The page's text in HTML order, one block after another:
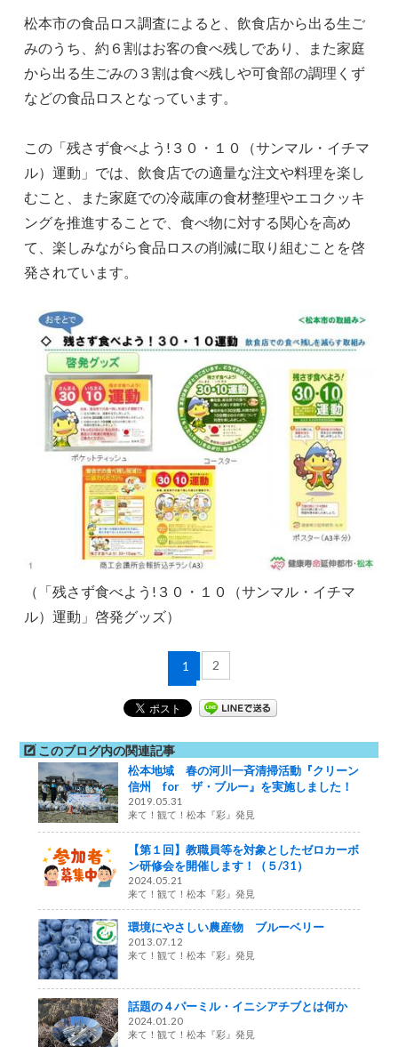
松本市の食品ロス調査によると、飲食店から出る生ご
みのうち、約６割はお客の食べ残しであり、また家庭
から出る生ごみの３割は食べ残しや可食部の調理くず
などの食品ロスとなっています。
この「残さず食べよう!３０・１０（サンマル・イチマ
ル）運動」では、飲食店での適量な注文や料理を楽し
むこと、また家庭での冷蔵庫の食材整理やエコクッキ
ングを推進することで、食べ物に対する関心を高め
て、楽しみながら食品ロスの削減に取り組むことを啓
発されています。
（「残さず食べよう!３０・１０（サンマル・イチマ
ル）運動」啓発グッズ）
1 2
このブログ内の関連記事
松本地域 春の河川一斉清掃活動『クリーン
信州 for ザ・ブルー』を実施しました！
2019.05.31
来て！観て！松本『彩』発見
【第１回】教職員等を対象としたゼロカーボ
ン研修会を開催します！（５/31）
2024.05.21
来て！観て！松本『彩』発見
環境にやさしい農産物 ブルーベリー
2013.07.12
来て！観て！松本『彩』発見
話題の４パーミル・イニシアチブとは何か
2024.01.20
来て！観て！松本『彩』発見